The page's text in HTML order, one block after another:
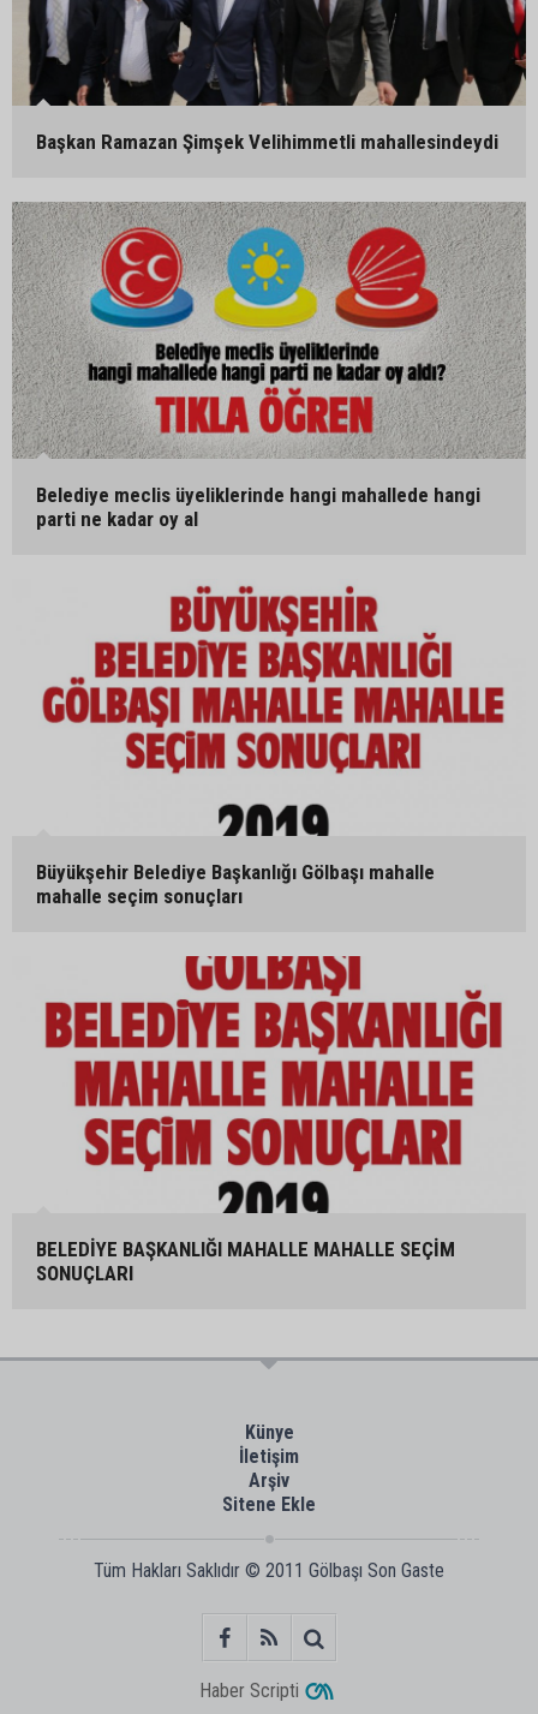
Başkan Ramazan Şimşek Velihimmetli mahallesindeydi
Belediye meclis üyeliklerinde hangi mahallede hangi
parti ne kadar oy al
Büyükşehir Belediye Başkanlığı Gölbaşı mahalle
mahalle seçim sonuçları
BELEDİYE BAŞKANLIĞI MAHALLE MAHALLE SEÇİM
SONUÇLARI
Künye
İletişim
Arşiv
Sitene Ekle
Tüm Hakları Saklıdır © 2011 Gölbaşı Son Gaste
Haber Scripti